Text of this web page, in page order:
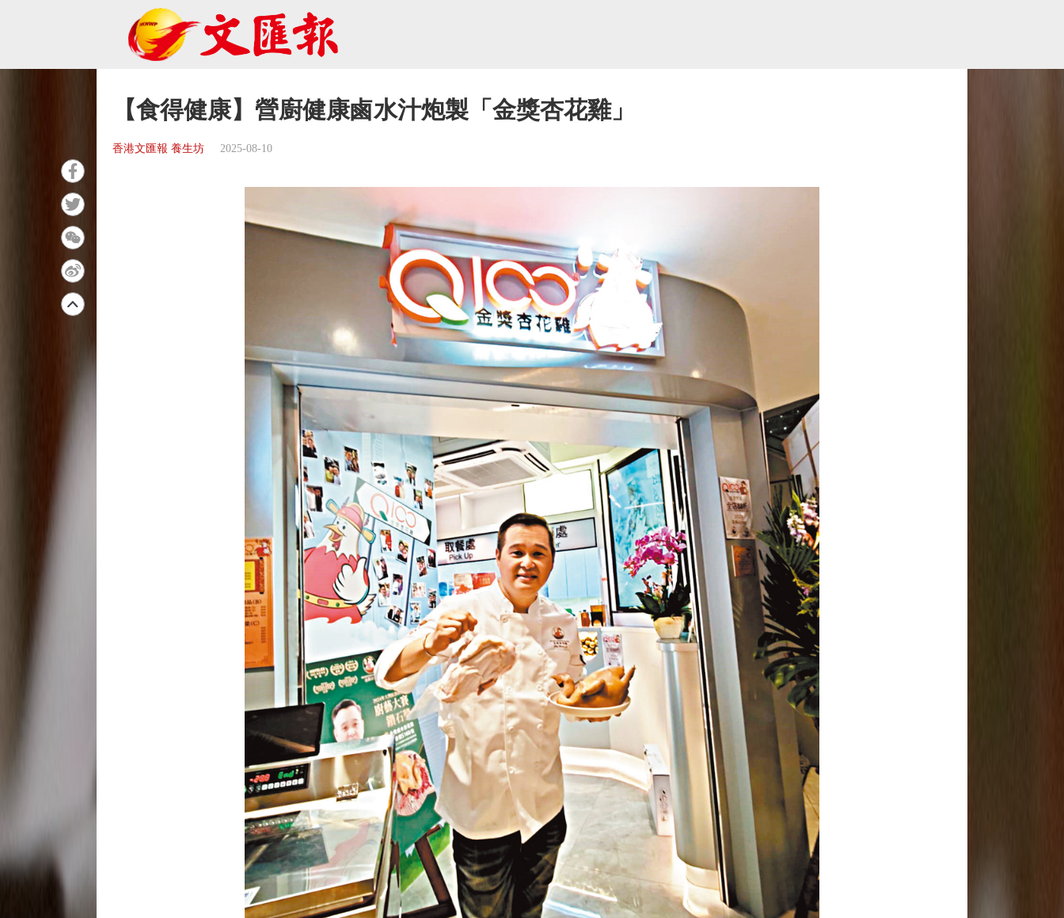
【食得健康】營廚健康鹵水汁炮製「金獎杏花雞」
香港文匯報 養生坊 2025-08-10